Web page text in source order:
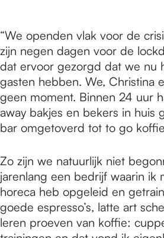
e
p
a
g
e
“We openden vlak voor de
zijn negen dagen voor de
dat ervoor gezorgd dat we nu
gasten hebben. We, Christina
geen moment. Binnen 24 uur
away bakjes en bekers in huis
bar omgetoverd tot to go
Zo zijn we natuurlijk niet
jarenlang een bedrijf waarin ik
horeca heb opgeleid en
goede espresso’s, latte art
leren proeven van koffie: